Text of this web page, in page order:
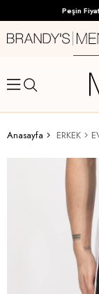
Peşin
Anasayfa ERKEK